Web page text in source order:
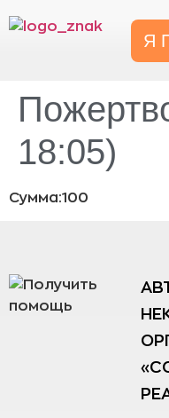
Я
18:05)
Сумма:100